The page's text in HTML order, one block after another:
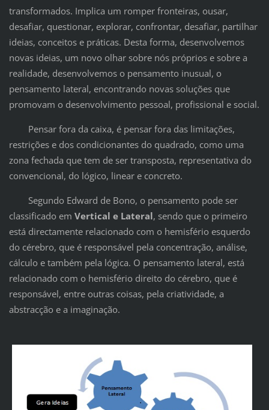
transformados. Implica um romper fronteiras, ousar,
desafiar, questionar, explorar, confrontar, desafiar, partilhar
ideias, conceitos e práticas. Desta forma, desenvolvemos
novas ideias, um novo olhar sobre nós próprios e sobre a
realidade, desenvolvemos o pensamento inusual, o
pensamento lateral, encontrando novas soluções que
promovam o desenvolvimento pessoal, profissional e social.
Pensar fora da caixa, é pensar fora das limitações,
restrições e dos condicionantes do quadrado, como uma
zona fechada que tem de ser transposta, representativa do
convencional, do lógico, linear e concreto.
Segundo Edward de Bono, o pensamento pode ser
classificado em Vertical e Lateral, sendo que o primeiro
está directamente relacionado com o hemisfério esquerdo
do cérebro, que é responsável pela concentração, análise,
cálculo e também pela lógica. O pensamento lateral, está
relacionado com o hemisfério direito do cérebro, que é
responsável, entre outras coisas, pela criatividade, a
abstracção e a imaginação.